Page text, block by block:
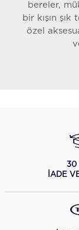
bereler,
bir kışın
özel
30
İADE